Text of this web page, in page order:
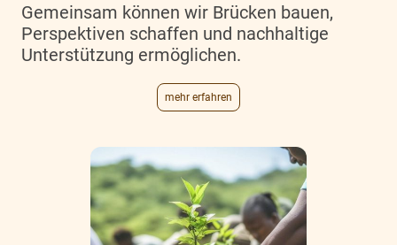
Gemeinsam können wir Brücken bauen,
Perspektiven schaffen und nachhaltige
Unterstützung ermöglichen.
mehr erfahren